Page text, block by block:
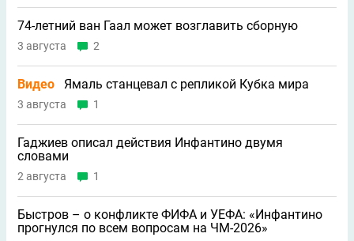
74-летний ван Гаал может возглавить сборную
3 августа 2
Видео Ямаль станцевал с репликой Кубка мира
3 августа 1
Гаджиев описал действия Инфантино двумя
словами
2 августа 1
Быстров – о конфликте ФИФА и УЕФА: «Инфантино
прогнулся по всем вопросам на ЧМ-2026»